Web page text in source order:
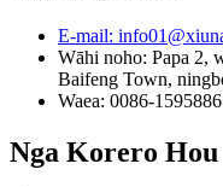
E-mail:
Wāhi noho: Papa 2,
Baifeng Town,
Waea: 0086-
Nga Korero Hou